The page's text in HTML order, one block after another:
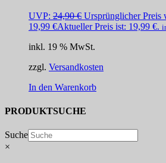
UVP: 24,90€ Ursprünglicher Preis
19,99 €Aktueller Preis ist: 19,99 €.
inkl. 19 % MwSt.
zzgl. Versandkosten
In den Warenkorb
PRODUKTSUCHE
Suche
×